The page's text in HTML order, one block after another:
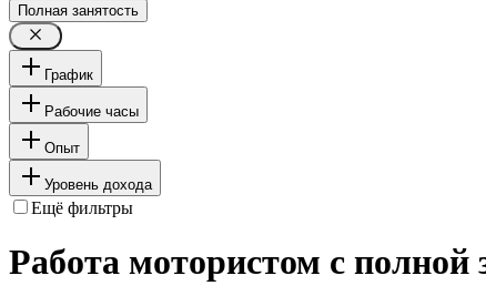
Полная занятость
График
Рабочие часы
Опыт
Уровень дохода
Ещё фильтры
Работа мотористом с полной